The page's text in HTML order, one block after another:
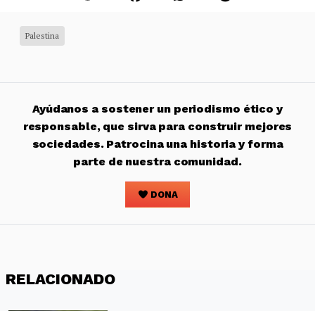
Palestina
Ayúdanos a sostener un periodismo ético y
responsable, que sirva para construir mejores
sociedades. Patrocina una historia y forma
parte de nuestra comunidad.
DONA
RELACIONADO